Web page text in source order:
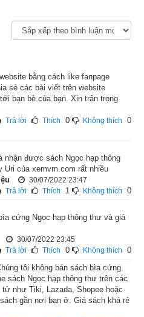
chính như sau:
bằng cách like fanpage
sẻ các bài viết trên website
bạn bè của bạn. Xin trân trọng
Trả lời Thích 0 Không thích 0
nhận được sách Ngọc hạp thông
của xemvm.com rất nhiều
Trả lời Thích 1 Không thích 0
30/07/2022 23:47
cứng Ngọc hạp thông thư và giá
Trả lời Thích 0 Không thích 0
30/07/2022 23:45
tôi không bán sách bìa cứng.
sách Ngọc hạp thông thư trên các
như Tiki, Lazada, Shopee hoặc
gần nơi bạn ở. Giá sách khá rẻ